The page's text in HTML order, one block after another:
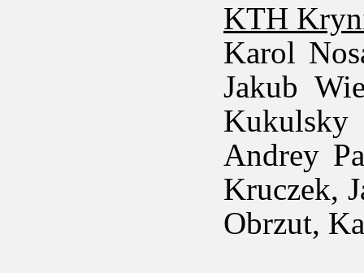
KTH
Karol
Jakub
Andrey
Kruczek,
Obrzut,